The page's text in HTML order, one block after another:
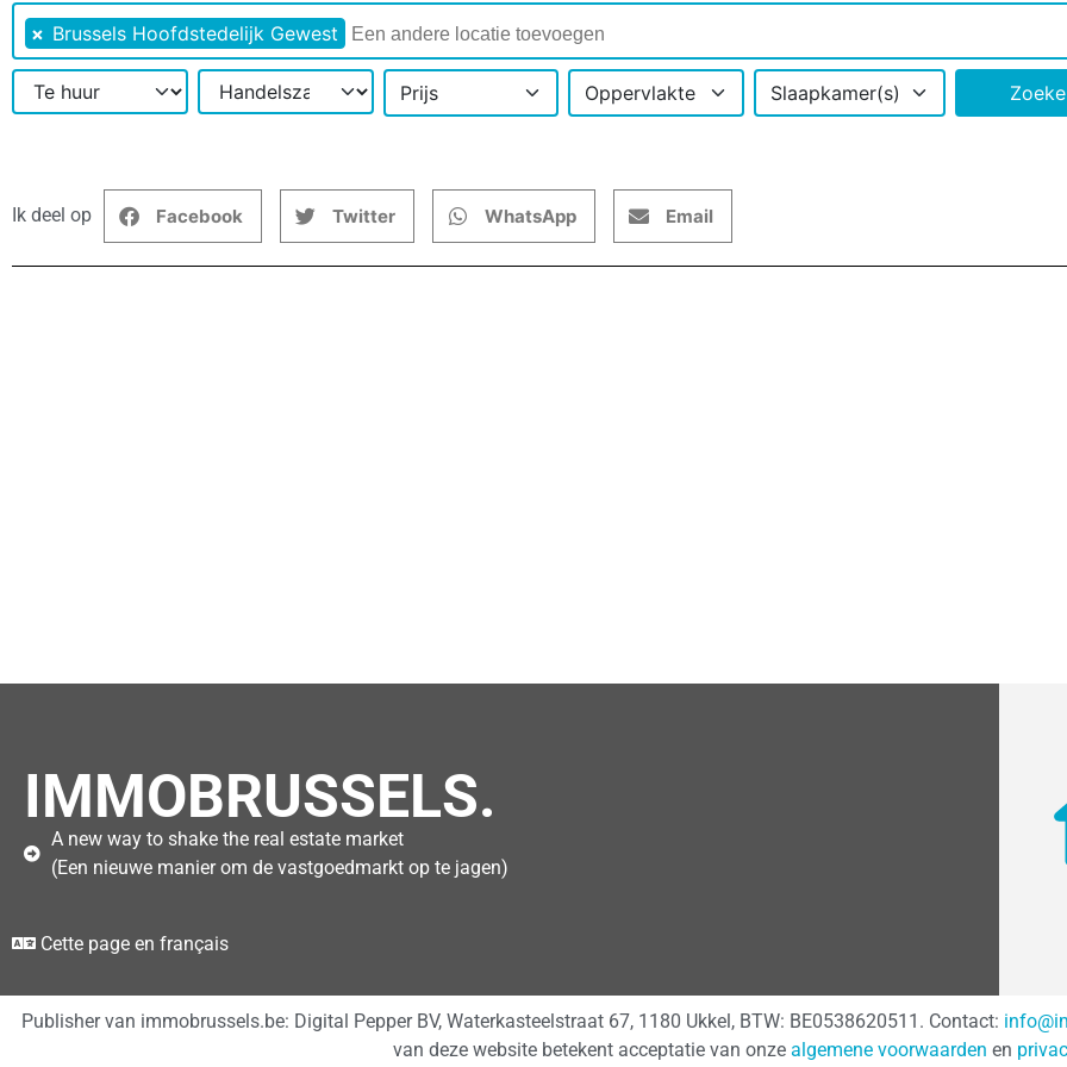
× Brussels Hoofdstedelijk Gewest
Prijs Oppervlakte Slaapkamer(s)
Ik deel op Facebook Twitter WhatsApp Email
IMMOBRUSSELS.
A new way to shake the real estate market
(Een nieuwe manier om de vastgoedmarkt op te jagen)
Cette page en français
Publisher van immobrussels.be: Digital Pepper BV, Waterkasteelstraat 67, 1180 Ukkel, BTW: BE0538620511. Contact:
van deze website betekent acceptatie van onze algemene voorwaarden en